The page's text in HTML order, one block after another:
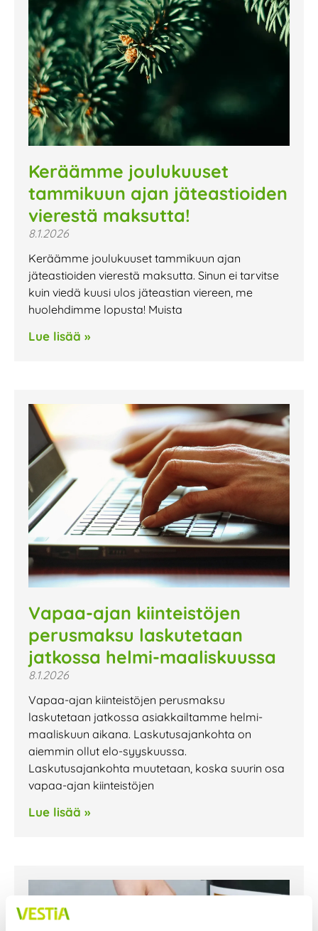
Keräämme joulukuuset
tammikuun ajan jäteastioiden
vierestä maksutta!
8.1.2026
Keräämme joulukuuset tammikuun ajan
jäteastioiden vierestä maksutta. Sinun ei tarvitse
kuin viedä kuusi ulos jäteastian viereen, me
huolehdimme lopusta! Muista
Lue lisää »
Vapaa-ajan kiinteistöjen
perusmaksu laskutetaan
jatkossa helmi-maaliskuussa
8.1.2026
Vapaa-ajan kiinteistöjen perusmaksu
laskutetaan jatkossa asiakkailtamme helmi-
maaliskuun aikana. Laskutusajankohta on
aiemmin ollut elo-syyskuussa.
Laskutusajankohta muutetaan, koska suurin osa
vapaa-ajan kiinteistöjen
Lue lisää »